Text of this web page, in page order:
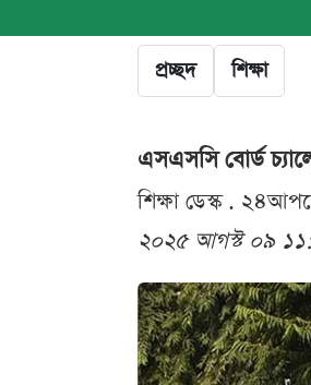
প্রচ্ছদ শিক্ষা
এসএসসি বোর্ড
শিক্ষা ডেস্ক .
২০২৫ আগস্ট ০৯